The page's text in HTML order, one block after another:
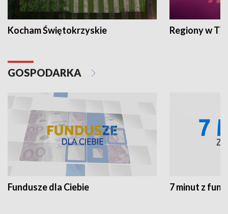
Kocham Świętokrzyskie Regiony w
GOSPODARKA
Fundusze dla Ciebie 7 minut z